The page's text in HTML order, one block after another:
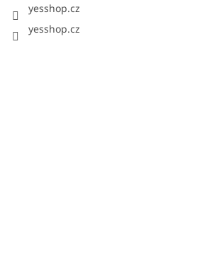
yesshop.cz
yesshop.cz